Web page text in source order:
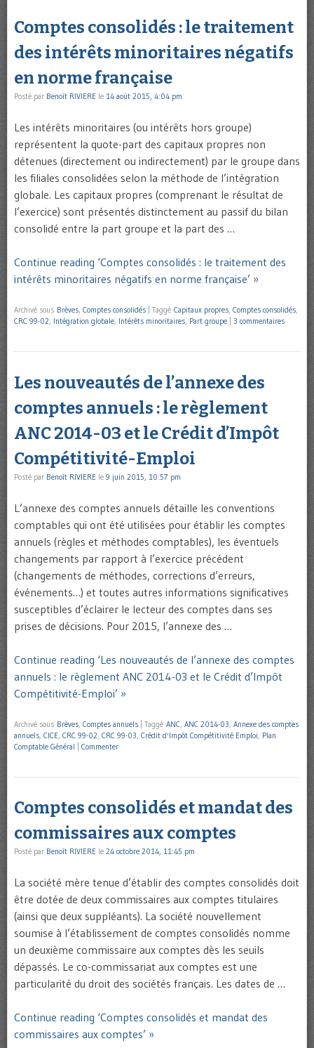
Comptes consolidés : le traitement
des intérêts minoritaires négatifs
en norme française
Posté par Benoît RIVIERE le 14 août 2015, 4:04 pm
Les intérêts minoritaires (ou intérêts hors groupe)
représentent la quote-part des capitaux propres non
détenues (directement ou indirectement) par le groupe dans
les filiales consolidées selon la méthode de l’intégration
globale. Les capitaux propres (comprenant le résultat de
l’exercice) sont présentés distinctement au passif du bilan
consolidé entre la part groupe et la part des …
Continue reading ‘Comptes consolidés : le traitement des
intérêts minoritaires négatifs en norme française’ »
Archivé sous Brèves, Comptes consolidés Taggé Capitaux propres, Comptes consolidés,
CRC 99-02, Intégration globale, Intérêts minoritaires, Part groupe 3 commentaires
Les nouveautés de l’annexe des
comptes annuels : le règlement
ANC 2014-03 et le Crédit d’Impôt
Compétitivité-Emploi
Posté par Benoît RIVIERE le 9 juin 2015, 10:57 pm
L’annexe des comptes annuels détaille les conventions
comptables qui ont été utilisées pour établir les comptes
annuels (règles et méthodes comptables), les éventuels
changements par rapport à l’exercice précédent
(changements de méthodes, corrections d’erreurs,
événements…) et toutes autres informations significatives
susceptibles d’éclairer le lecteur des comptes dans ses
prises de décisions. Pour 2015, l’annexe des …
Continue reading ‘Les nouveautés de l’annexe des comptes
annuels : le règlement ANC 2014-03 et le Crédit d’Impôt
Compétitivité-Emploi’ »
Archivé sous Brèves Comptes annuels Taggé ANC ANC 2014-03 Annexe des comptes
annuels CICE CRC 99-02 CRC 99-03 Crédit d'Impôt Compétitivité Emploi Plan
Comptable Général
Commenter
Comptes consolidés et mandat des
commissaires aux comptes
Posté par Benoît RIVIERE le 24 octobre 2014, 11:45 pm
La société mère tenue d’établir des comptes consolidés doit
être dotée de deux commissaires aux comptes titulaires
(ainsi que deux suppléants). La société nouvellement
soumise à l’établissement de comptes consolidés nomme
un deuxième commissaire aux comptes dès les seuils
dépassés. Le co-commissariat aux comptes est une
particularité du droit des sociétés français. Les dates de …
Continue reading ‘Comptes consolidés et mandat des
commissaires aux comptes’ »